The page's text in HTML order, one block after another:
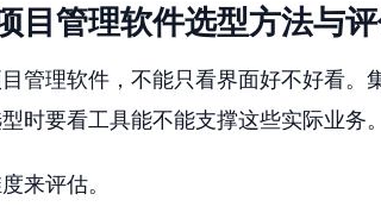
目管理软件选型方法与
管理软件，不能只看界面好不好看。
时要看工具能不能支撑这些实际业务。
来评估。